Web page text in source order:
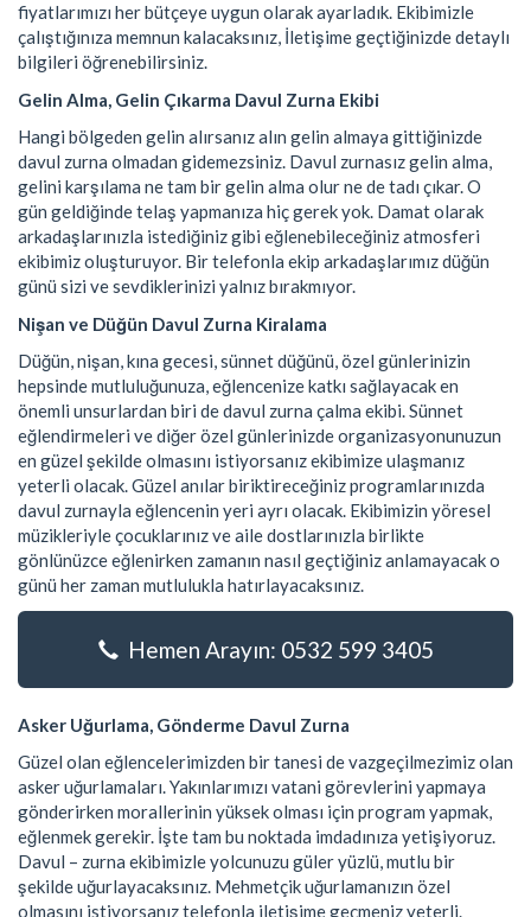
fiyatlarımızı her bütçeye uygun olarak ayarladık. Ekibimizle
çalıştığınıza memnun kalacaksınız, İletişime geçtiğinizde detaylı
bilgileri öğrenebilirsiniz.
Gelin Alma, Gelin Çıkarma Davul Zurna Ekibi
Hangi bölgeden gelin alırsanız alın gelin almaya gittiğinizde
davul zurna olmadan gidemezsiniz. Davul zurnasız gelin alma,
gelini karşılama ne tam bir gelin alma olur ne de tadı çıkar. O
gün geldiğinde telaş yapmanıza hiç gerek yok. Damat olarak
arkadaşlarınızla istediğiniz gibi eğlenebileceğiniz atmosferi
ekibimiz oluşturuyor. Bir telefonla ekip arkadaşlarımız düğün
günü sizi ve sevdiklerinizi yalnız bırakmıyor.
Nişan ve Düğün Davul Zurna Kiralama
Düğün, nişan, kına gecesi, sünnet düğünü, özel günlerinizin
hepsinde mutluluğunuza, eğlencenize katkı sağlayacak en
önemli unsurlardan biri de davul zurna çalma ekibi. Sünnet
eğlendirmeleri ve diğer özel günlerinizde organizasyonunuzun
en güzel şekilde olmasını istiyorsanız ekibimize ulaşmanız
yeterli olacak. Güzel anılar biriktireceğiniz programlarınızda
davul zurnayla eğlencenin yeri ayrı olacak. Ekibimizin yöresel
müzikleriyle çocuklarınız ve aile dostlarınızla birlikte
gönlünüzce eğlenirken zamanın nasıl geçtiğiniz anlamayacak o
günü her zaman mutlulukla hatırlayacaksınız.
Hemen Arayın: 0532 599 3405
Asker Uğurlama, Gönderme Davul Zurna
Güzel olan eğlencelerimizden bir tanesi de vazgeçilmezimiz olan
asker uğurlamaları. Yakınlarımızı vatani görevlerini yapmaya
gönderirken morallerinin yüksek olması için program yapmak,
eğlenmek gerekir. İşte tam bu noktada imdadınıza yetişiyoruz.
Davul – zurna ekibimizle yolcunuzu güler yüzlü, mutlu bir
şekilde uğurlayacaksınız. Mehmetçik uğurlamanızın özel
olmasını istiyorsanız telefonla iletişime geçmeniz yeterli.